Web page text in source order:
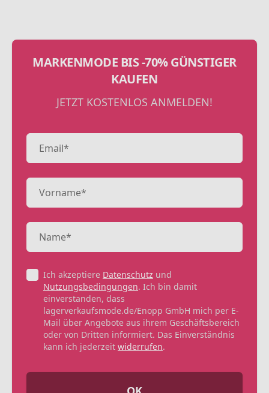
MARKENMODE BIS -70% GÜNSTIGER
KAUFEN
JETZT KOSTENLOS ANMELDEN!
Ich akzeptiere Datenschutz und
Nutzungsbedingungen. Ich bin damit
einverstanden, dass
lagerverkaufsmode.de/Enopp GmbH mich per E-
Mail über Angebote aus ihrem Geschäftsbereich
oder von Dritten informiert. Das Einverständnis
kann ich jederzeit widerrufen.